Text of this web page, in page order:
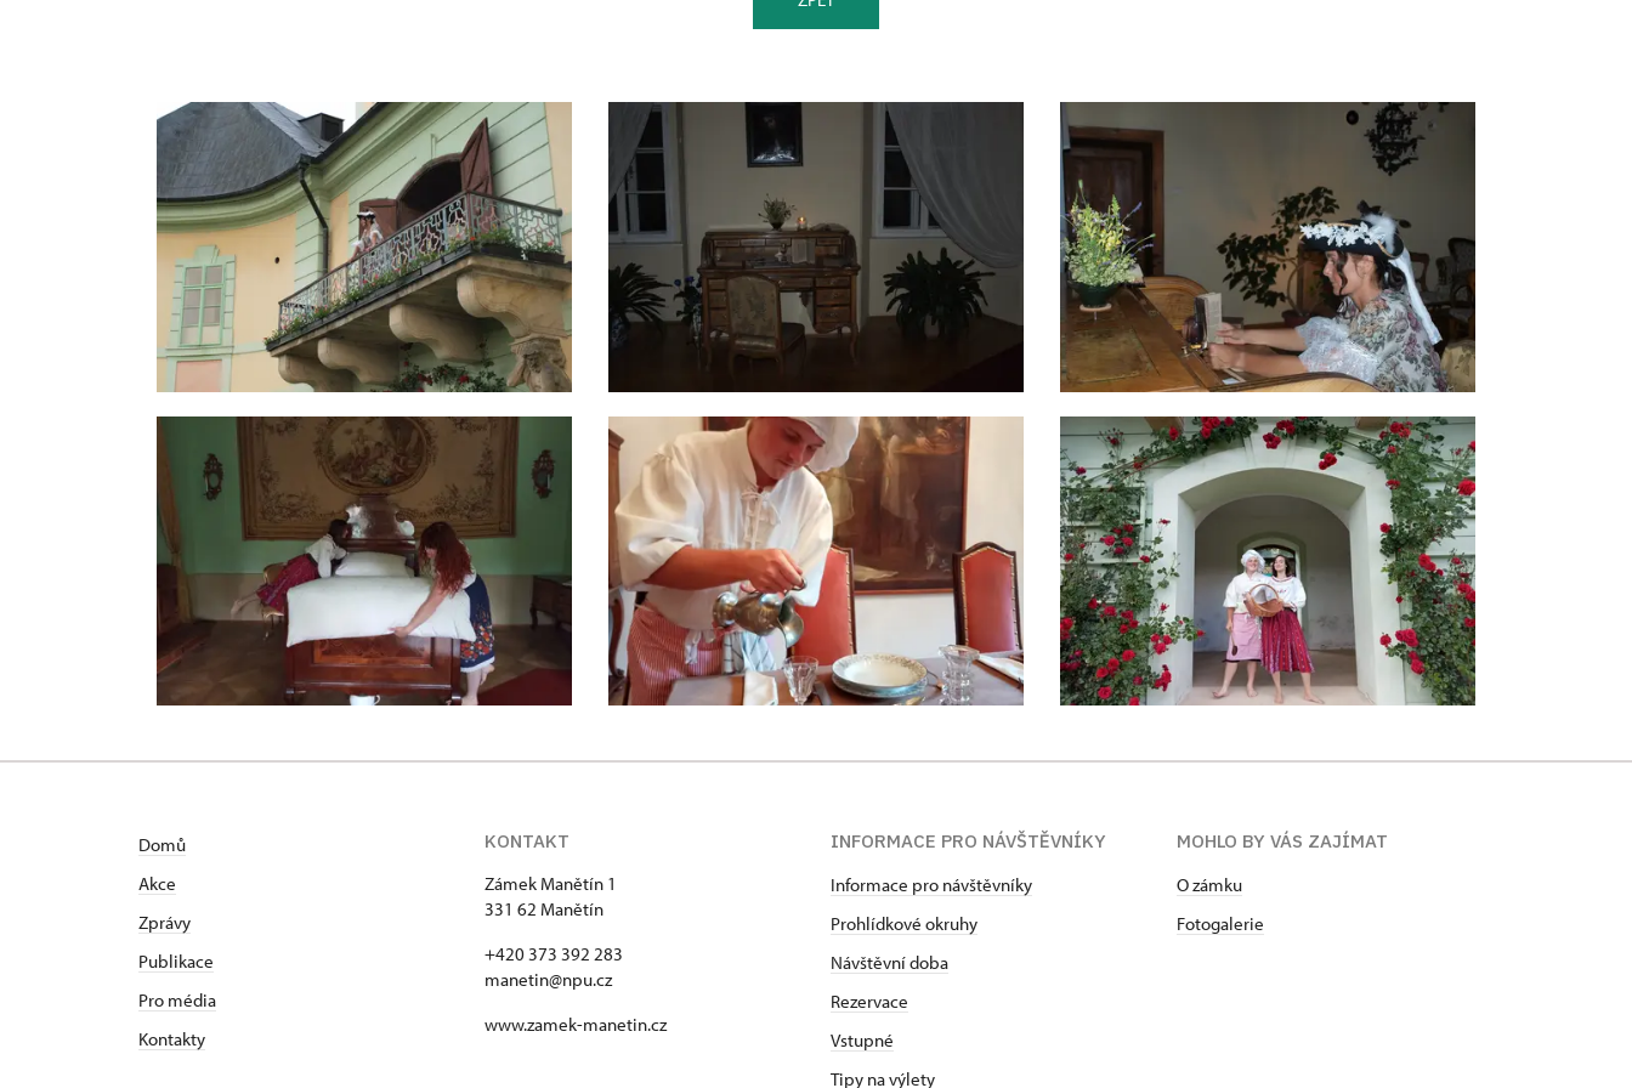
Domů
Akce
Zprávy
Publikace
Pro média
Kontakty
KONTAKT
Zámek Manětín 1
331 62 Manětín
+420 373 392 283
manetin@npu.cz
www.zamek-manetin.cz
INFORMACE PRO NÁVŠTĚVNÍKY
Informace pro návštěvníky
Prohlídkové okruhy
Návštěvní doba
Rezervace
Vstupné
Tipy na výlety
MOHLO BY VÁS ZAJÍMAT
O zámku
Fotogalerie